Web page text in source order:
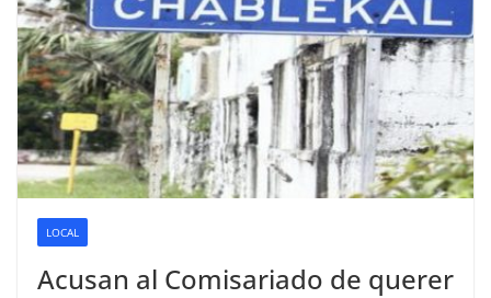
LOCAL
Acusan al Comisariado de querer